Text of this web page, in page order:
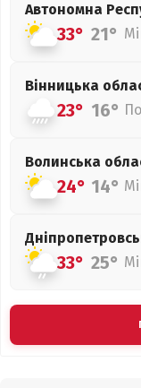
Автономна
33° 21°
Вінницька
23° 16°
Волинська
24° 14°
33° 25°